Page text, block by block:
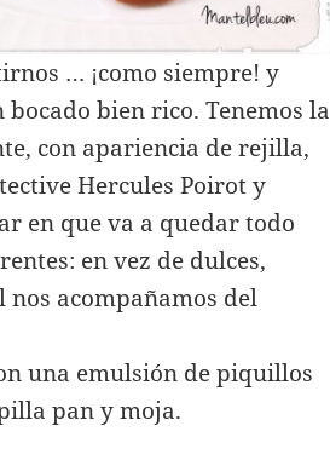
… ¡como siempre! y
bien rico. Tenemos la
con apariencia de rejilla,
Hercules Poirot y
en que va a quedar todo
en vez de dulces,
acompañamos del
una emulsión de piquillos
pan y moja.